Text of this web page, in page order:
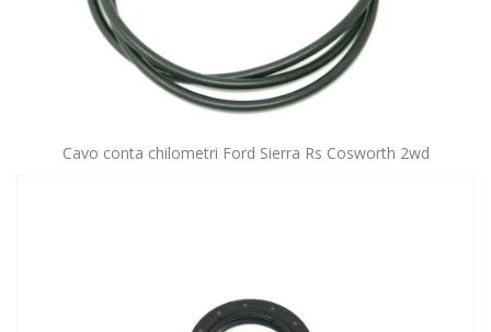
Cavo conta chilometri Ford Sierra Rs Cosworth 2wd